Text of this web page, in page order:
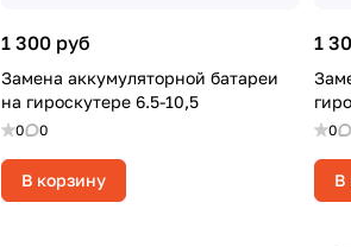
1 300 руб
Замена аккумуляторной батареи
на гироскутере 6.5-10,5
0 0
В корзину
1
0
В